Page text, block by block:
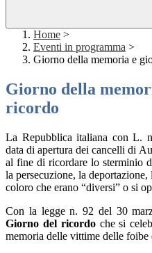
Home >
Eventi in programma >
Giorno della memoria e
Giorno della
ricordo
La Repubblica italiana con L.
data di apertura dei cancelli di
al fine di ricordare lo sterminio
la persecuzione, la
coloro che erano “diversi” o si
Con la legge n. 92 del 30
Giorno del ricordoche si
memoria delle vittime delle foibe